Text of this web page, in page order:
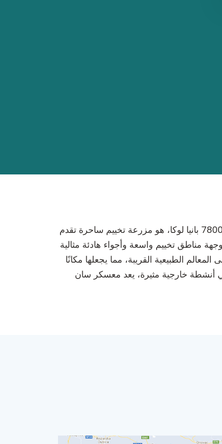
**معسكر سان**، الواقع في M16 – E661 كارانوفاتش/دوستيبوليه bb – فويفودا أوروشا درينوفيتش 281، 78000 بانيا لوكا، هو مزرعة تخييم ساحرة تقدم
مناطق تخييم واسعة وأجواء هادئة مثالية
الطبيعية القريبة، مما يجعلها مكانًا
أنشطة خارجية مثيرة، يعد معسكر سان